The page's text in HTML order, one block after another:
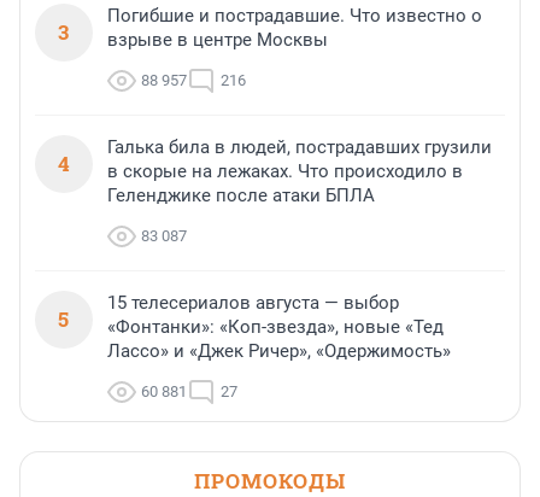
3
Погибшие и пострадавшие. Что известно о
взрыве в центре Москвы
88 957 216
4
Галька била в людей, пострадавших грузили
в скорые на лежаках. Что происходило в
Геленджике после атаки БПЛА
83 087
5
15 телесериалов августа — выбор
«Фонтанки»: «Коп-звезда», новые «Тед
Лассо» и «Джек Ричер», «Одержимость»
60 881 27
ПРОМОКОДЫ